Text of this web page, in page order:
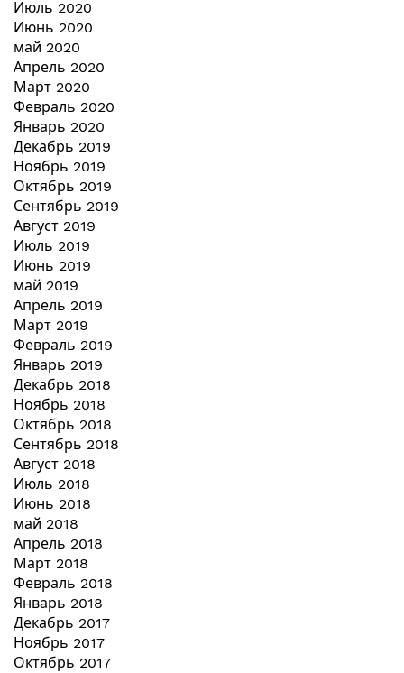
Июль 2020
Июнь 2020
май 2020
Апрель 2020
Март 2020
Февраль 2020
Январь 2020
Декабрь 2019
Ноябрь 2019
Октябрь 2019
Сентябрь 2019
Август 2019
Июль 2019
Июнь 2019
май 2019
Апрель 2019
Март 2019
Февраль 2019
Январь 2019
Декабрь 2018
Ноябрь 2018
Октябрь 2018
Сентябрь 2018
Август 2018
Июль 2018
Июнь 2018
май 2018
Апрель 2018
Март 2018
Февраль 2018
Январь 2018
Декабрь 2017
Ноябрь 2017
Октябрь 2017